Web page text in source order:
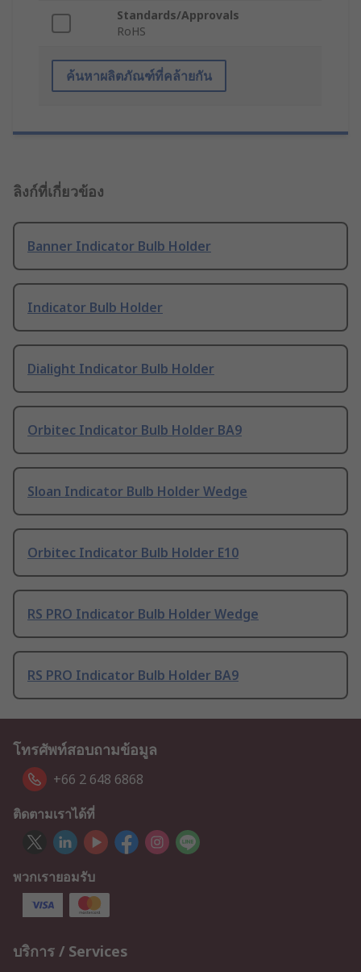
Standards/Approvals
RoHS
ค้นหาผลิตภัณฑ์ที่คล้ายกัน
ลิงก์ที่เกี่ยวข้อง
Banner Indicator Bulb Holder
Indicator Bulb Holder
Dialight Indicator Bulb Holder
Orbitec Indicator Bulb Holder BA9
Sloan Indicator Bulb Holder Wedge
Orbitec Indicator Bulb Holder E10
RS PRO Indicator Bulb Holder Wedge
RS PRO Indicator Bulb Holder BA9
โทรศัพท์สอบถามข้อมูล
+66 2 648 6868
ติดตามเราได้ที่
พวกเรายอมรับ
บริการ / Services